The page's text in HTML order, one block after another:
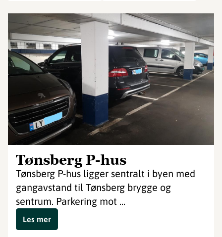
Tønsberg P-hus
Tønsberg P-hus ligger sentralt i byen med
gangavstand til Tønsberg brygge og
sentrum. Parkering mot ...
Les mer